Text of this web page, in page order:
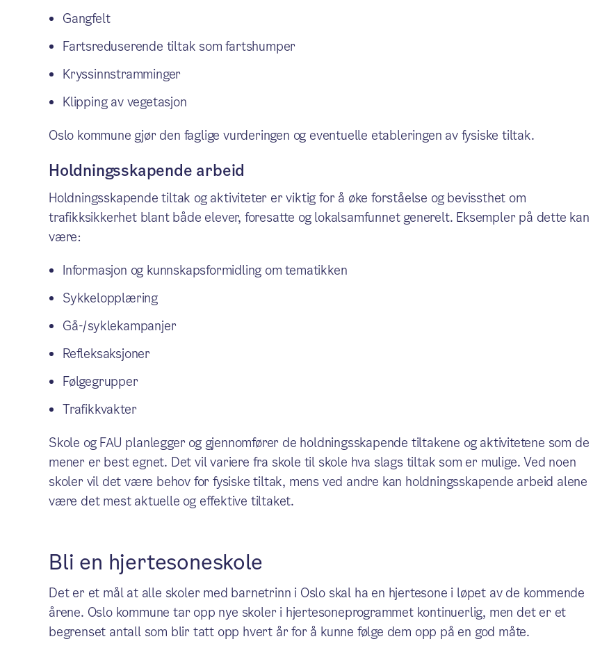
Gangfelt
Fartsreduserende tiltak som fartshumper
Kryssinnstramminger
Klipping av vegetasjon
Oslo kommune gjør den faglige vurderingen og eventuelle etableringen av fysiske tiltak.
Holdningsskapende arbeid
Holdningsskapende tiltak og aktiviteter er viktig for å øke forståelse og bevissthet om
trafikksikkerhet blant både elever, foresatte og lokalsamfunnet generelt. Eksempler på dette kan
være:
Informasjon og kunnskapsformidling om tematikken
Sykkelopplæring
Gå-/syklekampanjer
Refleksaksjoner
Følgegrupper
Trafikkvakter
Skole og FAU planlegger og gjennomfører de holdningsskapende tiltakene og aktivitetene som de
mener er best egnet. Det vil variere fra skole til skole hva slags tiltak som er mulige. Ved noen
skoler vil det være behov for fysiske tiltak, mens ved andre kan holdningsskapende arbeid alene
være det mest aktuelle og effektive tiltaket.
Bli en hjertesoneskole
Det er et mål at alle skoler med barnetrinn i Oslo skal ha en hjertesone i løpet av de kommende
årene. Oslo kommune tar opp nye skoler i hjertesoneprogrammet kontinuerlig, men det er et
begrenset antall som blir tatt opp hvert år for å kunne følge dem opp på en god måte.